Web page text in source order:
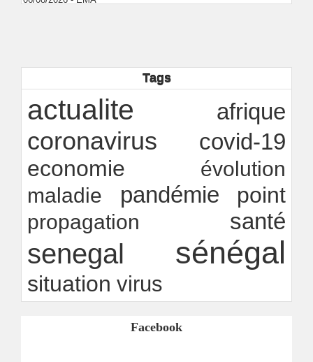
transparence locale, impact national
Ndakhté M. GAYE
Rapport Bceao 2025 : résilience, transition et
innovation
24/07/2026 -Ndakhté M. GAYE
Tags
actualite afrique
coronavirus covid-19
economie
évolution
maladie
pandémie point
propagation santé
senegal sénégal
situation virus
Facebook